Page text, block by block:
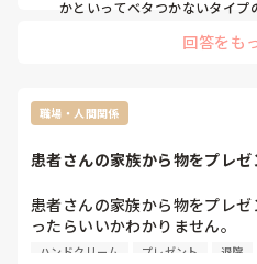
かといってベタつかないタイプ
一体どうしたらいいんだろうと
いよいよマズイ（なにより痛い
ぁ？と思っていました。
なんとか皮膚科のお世話にな
インスタでハンドモデルの方
れてきて、
「これだ！これなら私にもでき
と思って試してみました。
回答をも
職場・人間関係
患者さんの家族から物をプレ
患者さんの家族から物をプレ
ったらいいかわかりません。
ハンドクリーム プレゼント 退院